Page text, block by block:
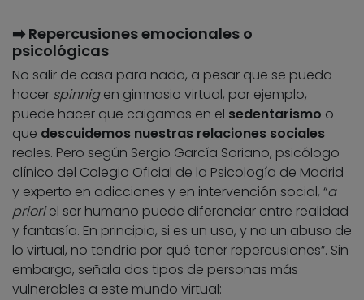
➡️ Repercusiones emocionales o
psicológicas
No salir de casa para nada, a pesar que se pueda
hacer spinnigen gimnasio virtual, por ejemplo,
puede hacer que caigamos en el sedentarismo o
que descuidemos nuestras relaciones sociales
reales. Pero según Sergio García Soriano, psicólogo
clínico del Colegio Oficial de la Psicología de Madrid
y experto en adicciones y en intervención social, “a
prioriel ser humano puede diferenciar entre realidad
y fantasía. En principio, si es un uso, y no un abuso de
lo virtual, no tendría por qué tener repercusiones”. Sin
embargo, señala dos tipos de personas más
vulnerables a este mundo virtual: